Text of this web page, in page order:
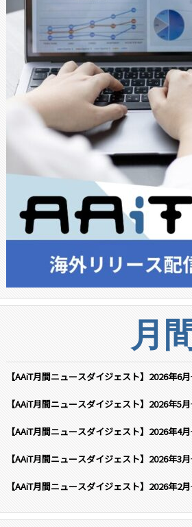
月
【AAiT月間ニュースダイジェスト】2026年6
【AAiT月間ニュースダイジェスト】2026年5
【AAiT月間ニュースダイジェスト】2026年4
【AAiT月間ニュースダイジェスト】2026年3
【AAiT月間ニュースダイジェスト】2026年2